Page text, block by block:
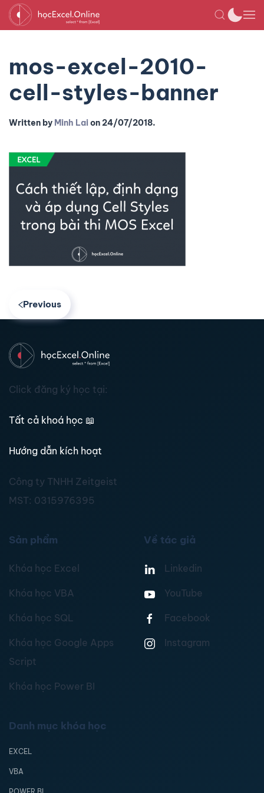
mos-excel-2010-
cell-styles-banner
Written by Minh Laion24/07/2018.
Previous
Click đăng ký học tại:
Tất cả khoá học 📖
Hướng dẫn kích hoạt
Công ty TNHH Zeitgeist
MST: 0315976395
Sản phẩm
Khóa học Excel
Khóa học VBA
Khóa học SQL
Khóa học Google Apps
Script
Khóa học Power BI
Về tác giả
Linkedin
YouTube
Facebook
Instagram
Danh mục khóa học
EXCEL
VBA